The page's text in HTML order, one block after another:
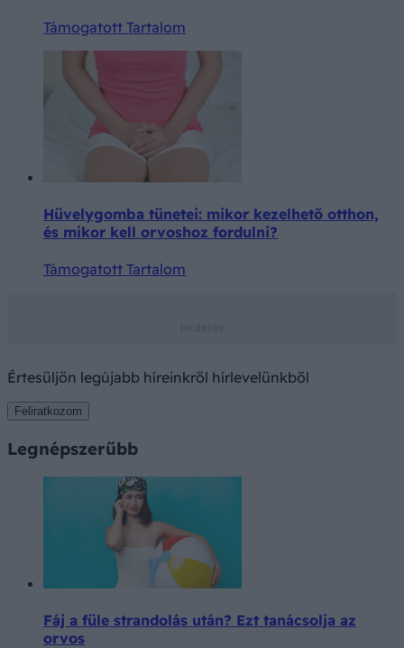
Támogatott Tartalom
Hüvelygomba tünetei: mikor kezelhető otthon,
és mikor kell orvoshoz fordulni?
Támogatott Tartalom
Értesüljön legújabb híreinkről hírlevelünkből
Feliratkozom
Legnépszerűbb
Fáj a füle strandolás után? Ezt tanácsolja az
orvos